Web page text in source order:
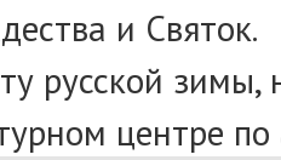
и Святок.
русской зимы,
центре